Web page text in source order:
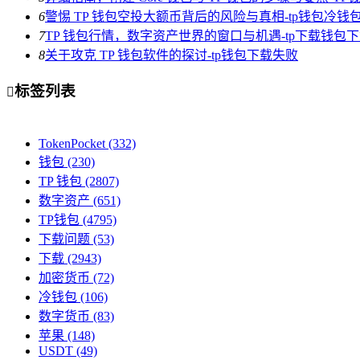
6警惕 TP 钱包空投大额币背后的风险与真相-tp钱包冷钱
7TP 钱包行情，数字资产世界的窗口与机遇-tp下载钱包
8关于攻克 TP 钱包软件的探讨-tp钱包下载失败
标签列表
TokenPocket (332)
钱包 (230)
TP 钱包 (2807)
数字资产 (651)
TP钱包 (4795)
下载问题 (53)
下载 (2943)
加密货币 (72)
冷钱包 (106)
数字货币 (83)
苹果 (148)
USDT (49)